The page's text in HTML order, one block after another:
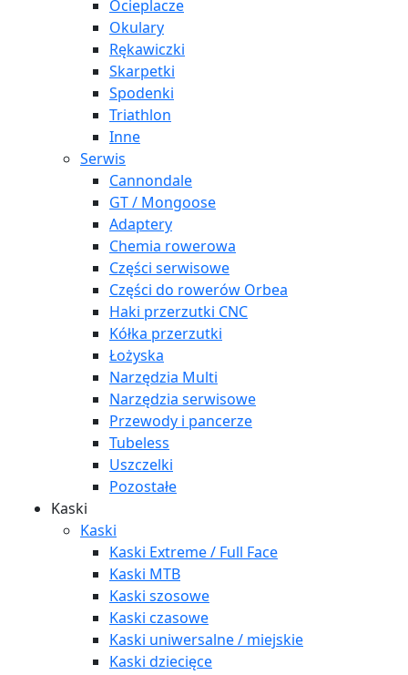
Ocieplacze
Okulary
Rękawiczki
Skarpetki
Spodenki
Triathlon
Inne
Serwis
Cannondale
GT / Mongoose
Adaptery
Chemia rowerowa
Części serwisowe
Części do rowerów Orbea
Haki przerzutki CNC
Kółka przerzutki
Łożyska
Narzędzia Multi
Narzędzia serwisowe
Przewody i pancerze
Tubeless
Uszczelki
Pozostałe
Kaski
Kaski
Kaski Extreme / Full Face
Kaski MTB
Kaski szosowe
Kaski czasowe
Kaski uniwersalne / miejskie
Kaski dziecięce